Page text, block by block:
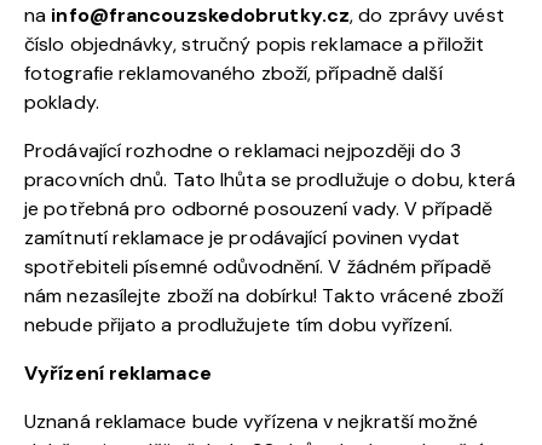
na info@francouzskedobrutky.cz, do zprávy uvést
číslo objednávky, stručný popis reklamace a přiložit
fotografie reklamovaného zboží, případně další
poklady.
Prodávající rozhodne o reklamaci nejpozději do 3
pracovních dnů. Tato lhůta se prodlužuje o dobu, která
je potřebná pro odborné posouzení vady. V případě
zamítnutí reklamace je prodávající povinen vydat
spotřebiteli písemné odůvodnění. V žádném případě
nám nezasílejte zboží na dobírku! Takto vrácené zboží
nebude přijato a prodlužujete tím dobu vyřízení.
Vyřízení reklamace
Uznaná reklamace bude vyřízena v nejkratší možné